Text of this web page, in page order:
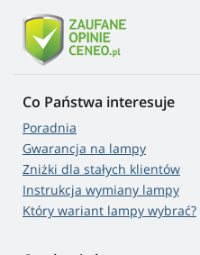
Co Państwa interesuje
Poradnia
Gwarancja na lampy
Zniżki dla stałych klientów
Instrukcja wymiany lampy
Który wariant lampy wybrać?